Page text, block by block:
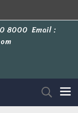
8000 Email :